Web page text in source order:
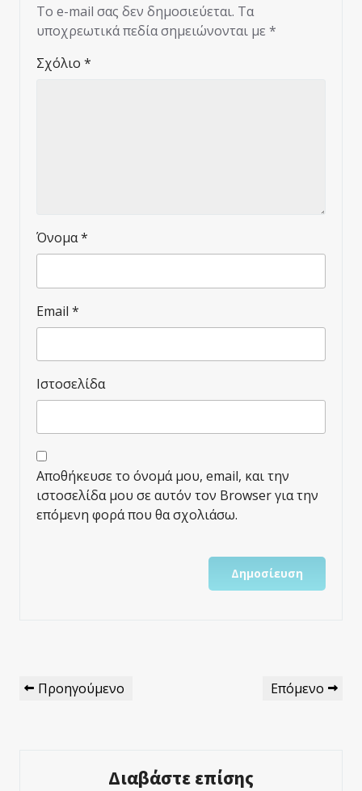
Το e-mail σας δεν δημοσιεύεται. Τα
υποχρεωτικά πεδία σημειώνονται με *
Σχόλιο *
Όνομα*
Email *
Ιστοσελίδα
Αποθήκευσε το όνομά μου, email, και την
ιστοσελίδα μου σε αυτόν τον Browser για την
επόμενη φορά που θα σχολιάσω.
Πλοήγηση
Άρθρων
Προηγούμενο
Προηγούμενο
Επόμενο
Επόμενο
Διαβάστε επίσης